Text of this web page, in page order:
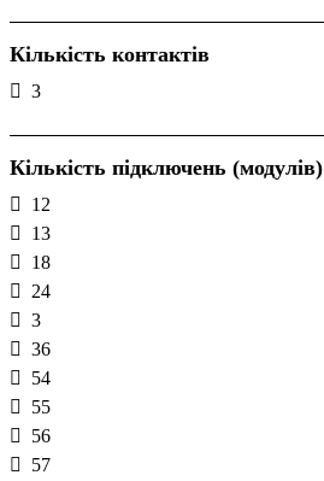
Кількість контактів
3
Кількість підключень (модулів)
12
13
18
24
3
36
54
55
56
57